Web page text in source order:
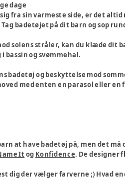
dage
fra sin varmeste side, er det
badetøjet på dit barn og sop
solens stråler, kan du klæde dit
bassin og svømmehal.
badetøj og beskyttelse mod
med enten en parasol eller en
at have badetøj på, men det
Itog Konfidence. De designer
dig der vælger farverne ;) Hvad